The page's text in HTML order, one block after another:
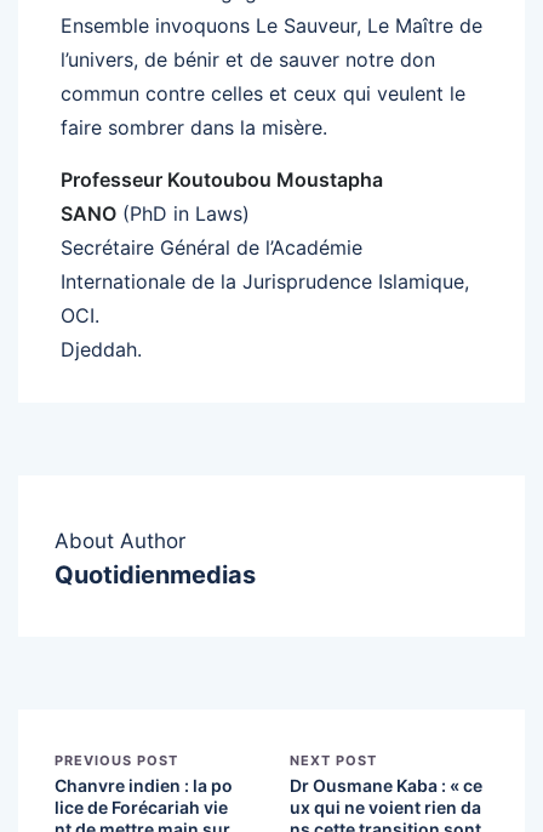
Ensemble invoquons Le Sauveur, Le Maître de
l’univers, de bénir et de sauver notre don
commun contre celles et ceux qui veulent le
faire sombrer dans la misère.
Professeur Koutoubou Moustapha
SANO (PhD in Laws)
Secrétaire Général de l’Académie
Internationale de la Jurisprudence Islamique,
OCI.
Djeddah.
About Author
Quotidienmedias
PREVIOUS POST
Chanvre indien : la po
lice de Forécariah vie
NEXT POST
Dr Ousmane Kaba : « ce
ux qui ne voient rien da